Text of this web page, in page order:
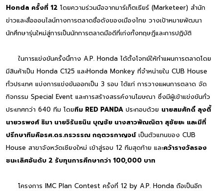
Honda ครั้งที่ 12 โดยความร่วมมือจากมาร์เก็ตเธียร์ (Marketeer) สำนัก
ข่าวและสื่อออนไลน์ทางการตลาดชื่อดังของเมืองไทย วางเป้าหมายพัฒนา
นักศึกษารุ่นใหม่สู่การเป็นนักการตลาดมือดีที่เก่งทั้งทฤษฎีและการปฏิบัติ
ในการแข่งขันครั้งนี้ทาง A.P. Honda ได้ตั้งโจทย์ให้ทำแผนการตลาดโดย
มีสินค้าเป็น Honda C125 และHonda Monkey ที่จำหน่ายใน CUB House
ทั่วประเทศ แบ่งการแข่งขันออกเป็น 3 รอบ ได้แก่ การวางแผนการตลาด จัด
กิจกรรม Special Event และการสร้างสรรค์งานโฆษณา ซึ่งมีผู้เข้าแข่งขันทั่ว
ประเทศกว่า 640 ทีม โดยทีม RED PANDA ประกอบด้วย นายสมศักดิ์ ลุงตี้
นายวรพงศ์ ธิมา นายจิรันธนิน บุญชัย นางสาวพัณณิตา สุชัยยะ และมีที่
ปรึกษาทีมคือรศ.ดร.กรวรรณ กฤตวรกาญจน์เป็นตัวแทนของ CUB
House สาขาจังหวัดเชียงใหม่ เข้าสู่รอบ 12 ทีมสุดท้าย และคว้ารางวัลรอง
ชนะเลิศอันดับ 2 รับทุนการศึกษากว่า 100,000 บาท
โครงการ IMC Plan Contest ครั้งที่ 12 by A.P. Honda ถือเป็นอีก